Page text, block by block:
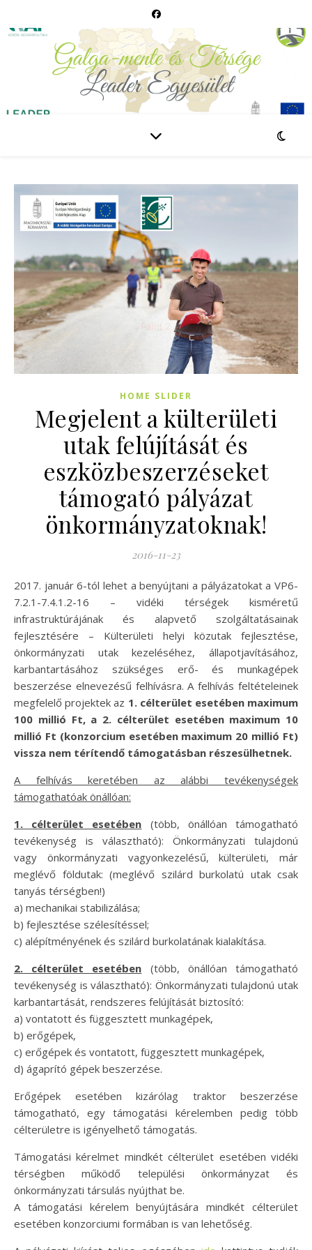
HOME SLIDER
Megjelent a külterületi
utak felújítását és
eszközbeszerzéseket
támogató pályázat
önkormányzatoknak!
2016-11-23
2017. január 6-tól lehet a benyújtani a pályázatokat a VP6-
7.2.1-7.4.1.2-16 – vidéki térségek kisméretű
infrastruktúrájának és alapvető szolgáltatásainak
fejlesztésére – Külterületi helyi közutak fejlesztése,
önkormányzati utak kezeléséhez, állapotjavításához,
karbantartásához szükséges erő- és munkagépek
beszerzése elnevezésű felhívásra. A felhívás feltételeinek
megfelelő projektek az 1. célterület esetében maximum
100 millió Ft, a 2. célterület esetében maximum 10
millió Ft (konzorcium esetében maximum 20 millió Ft)
vissza nem térítendő támogatásban részesülhetnek.
A felhívás keretében az alábbi tevékenységek
támogathatóak önállóan:
1. célterület esetében (több, önállóan támogatható
tevékenység is választható): Önkormányzati tulajdonú
vagy önkormányzati vagyonkezelésű, külterületi, már
meglévő földutak: (meglévő szilárd burkolatú utak csak
tanyás térségben!)
a) mechanikai stabilizálása;
b) fejlesztése szélesítéssel;
c) alépítményének és szilárd burkolatának kialakítása.
2. célterület esetében (több, önállóan támogatható
tevékenység is választható): Önkormányzati tulajdonú utak
karbantartását, rendszeres felújítását biztosító:
a) vontatott és függesztett munkagépek,
b) erőgépek,
c) erőgépek és vontatott, függesztett munkagépek,
d) ágaprító gépek beszerzése.
Erőgépek esetében kizárólag traktor beszerzése
támogatható, egy támogatási kérelemben pedig több
célterületre is igényelhető támogatás.
Támogatási kérelmet mindkét célterület esetében vidéki
térségben működő települési önkormányzat és
önkormányzati társulás nyújthat be.
A támogatási kérelem benyújtására mindkét célterület
esetében konzorciumi formában is van lehetőség.